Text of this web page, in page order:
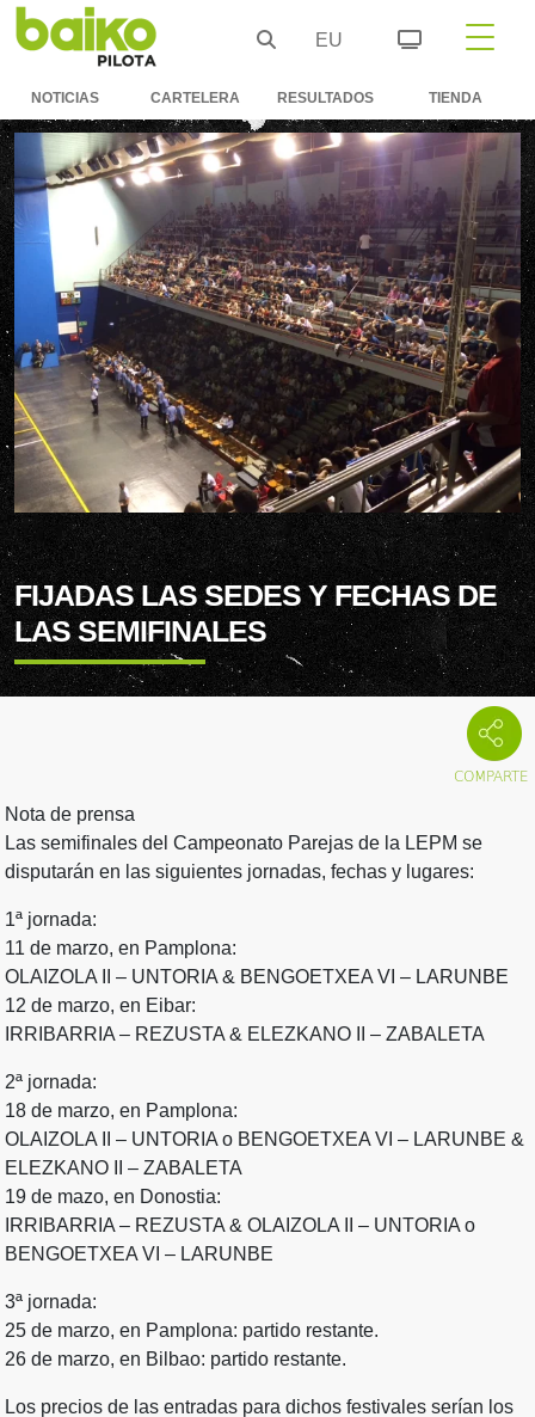
EU
NOTICIAS CARTELERA RESULTADOS TIENDA
FIJADAS LAS SEDES Y FECHAS DE
LAS SEMIFINALES
Nota de prensa
Las semifinales del Campeonato Parejas de la LEPM se
disputarán en las siguientes jornadas, fechas y lugares:
1ª jornada:
11 de marzo, en Pamplona:
OLAIZOLA II – UNTORIA & BENGOETXEA VI – LARUNBE
12 de marzo, en Eibar:
IRRIBARRIA – REZUSTA & ELEZKANO II – ZABALETA
2ª jornada:
18 de marzo, en Pamplona:
OLAIZOLA II – UNTORIA o BENGOETXEA VI – LARUNBE &
ELEZKANO II – ZABALETA
19 de mazo, en Donostia:
IRRIBARRIA – REZUSTA & OLAIZOLA II – UNTORIA o
BENGOETXEA VI – LARUNBE
3ª jornada:
25 de marzo, en Pamplona: partido restante.
26 de marzo, en Bilbao: partido restante.
Los precios de las entradas para dichos festivales serían los